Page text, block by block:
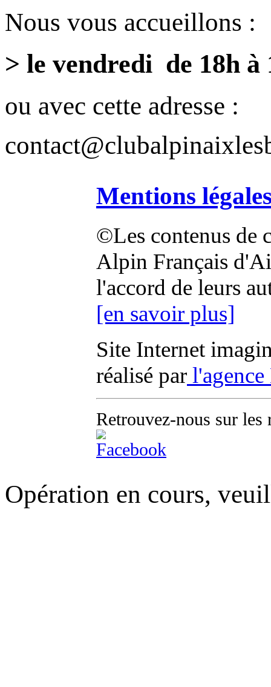
Nous vous accueillons :
> le vendredi de 18h à
ou avec cette adresse :
Mentions
©Les contenus de
Alpin Français
l'accord de leurs
[en savoir plus]
Site Internet
réalisé par
Retrouvez-nous sur les
Opération en cours,